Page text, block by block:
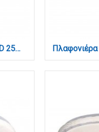
Πλαφονιέρα οροφής LED 25W 3CCT από λευκό μέταλλο και ακρυλικό D:61,5x5cm (42043-White)